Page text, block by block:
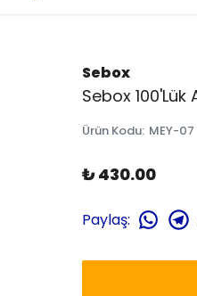
Sebox
Sebox
Ürün Kodu: MEY-07
₺ 430.00
Paylaş: